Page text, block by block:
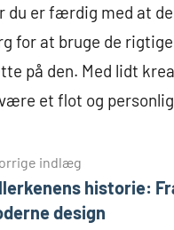
du er færdig med at
for at bruge de
på den. Med lidt
et flot og
indlæg
historie:
design